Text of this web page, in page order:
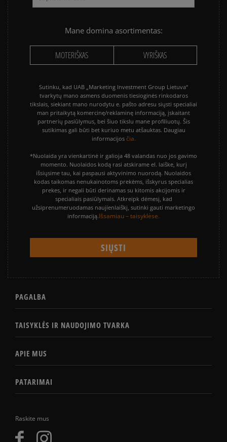
Raskite mus
Mane domina asortimentas:
MOTERIŠKAS VYRIŠKAS
Sutinku, kad UAB „Marketing Investment Group Lietuva“
tvarkytų mano asmens duomenis tiesioginės rinkodaros
tikslais, siekiant mano nurodytu e. pašto adresu siųsti specialiai
man pritaikytą komercinę/reklaminę informaciją, įskaitant
partnerių pasiūlymus, bei šiuo tikslu mane profiliuotų. Šis
sutikimas gali būti bet kuriuo metu atšauktas. Daugiau
informacijos čia.
*Nuolaida yra vienkartinė ir galioja 48 valandas nuo jos gavimo
momento. Nuolaidos kodą rasi atskirame el. laiške, kurį
išsiųsime tau, kai paspausi aktyvinimo nuorodą. Nuolaidos
kodas taikomas nenukainotoms prekėms, išskyrus specialias
prekes, ir negali būti derinamas su kitomis akcijomis ir
specialiais pasiūlymais. Atkreipk dėmesį, kad
užsiprenumeruodamas naujienlaiškį, sutinki gauti marketingo
informaciją.Išsamiau – taisyklėse.
PAGALBA
TAISYKLĖS IR NAUDOJIMO TVARKA
APIE MUS
PATARIMAI